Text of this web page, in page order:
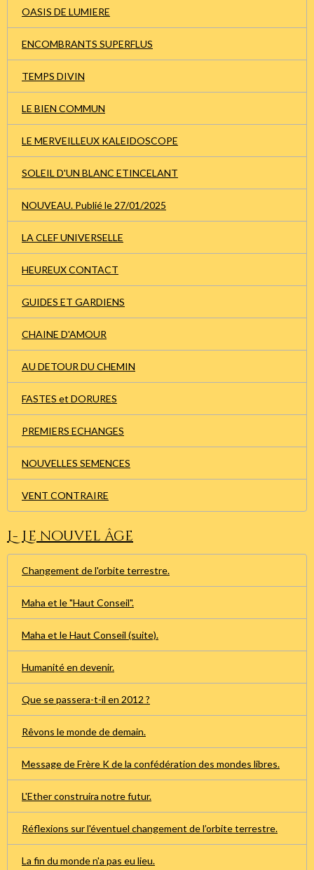
OASIS DE LUMIERE
ENCOMBRANTS SUPERFLUS
TEMPS DIVIN
LE BIEN COMMUN
LE MERVEILLEUX KALEIDOSCOPE
SOLEIL D'UN BLANC ETINCELANT
NOUVEAU. Publié le 27/01/2025
LA CLEF UNIVERSELLE
HEUREUX CONTACT
GUIDES ET GARDIENS
CHAINE D'AMOUR
AU DETOUR DU CHEMIN
FASTES et DORURES
PREMIERS ECHANGES
NOUVELLES SEMENCES
VENT CONTRAIRE
L- Le nouvel âge
Changement de l'orbite terrestre.
Maha et le "Haut Conseil".
Maha et le Haut Conseil (suite).
Humanité en devenir.
Que se passera-t-il en 2012 ?
Rêvons le monde de demain.
Message de Frère K de la confédération des mondes libres.
L'Ether construira notre futur.
Réflexions sur l'éventuel changement de l’orbite terrestre.
La fin du monde n'a pas eu lieu.